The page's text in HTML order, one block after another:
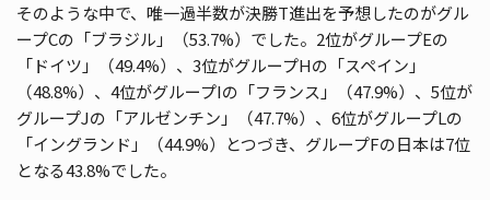
そのような中で、唯一過半数が決勝T進出を予想したのがグル
ープCの「ブラジル」（53.7%）でした。2位がグループEの
「ドイツ」（49.4%）、3位がグループHの「スペイン」
（48.8%）、4位がグループIの「フランス」（47.9%）、5位が
グループJの「アルゼンチン」（47.7%）、6位がグループLの
「イングランド」（44.9%）とつづき、グループFの日本は7位
となる43.8%でした。